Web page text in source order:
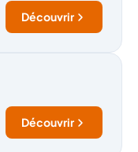
Découvrir
Découvrir